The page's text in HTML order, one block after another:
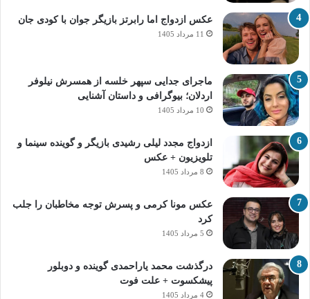
عکس ازدواج اما رابرتز بازیگر جوان با کودی جان
11 مرداد 1405
ماجرای جدایی سپهر خلسه از همسرش نیلوفر
اردلان؛ بیوگرافی و داستان آشنایی
10 مرداد 1405
ازدواج مجدد لیلی رشیدی بازیگر و گوینده سینما و
تلویزیون + عکس
8 مرداد 1405
عکس مونا کرمی و پسرش توجه مخاطبان را جلب
کرد
5 مرداد 1405
درگذشت محمد یاراحمدی گوینده و دوبلور
پیشکسوت + علت فوت
4 مرداد 1405